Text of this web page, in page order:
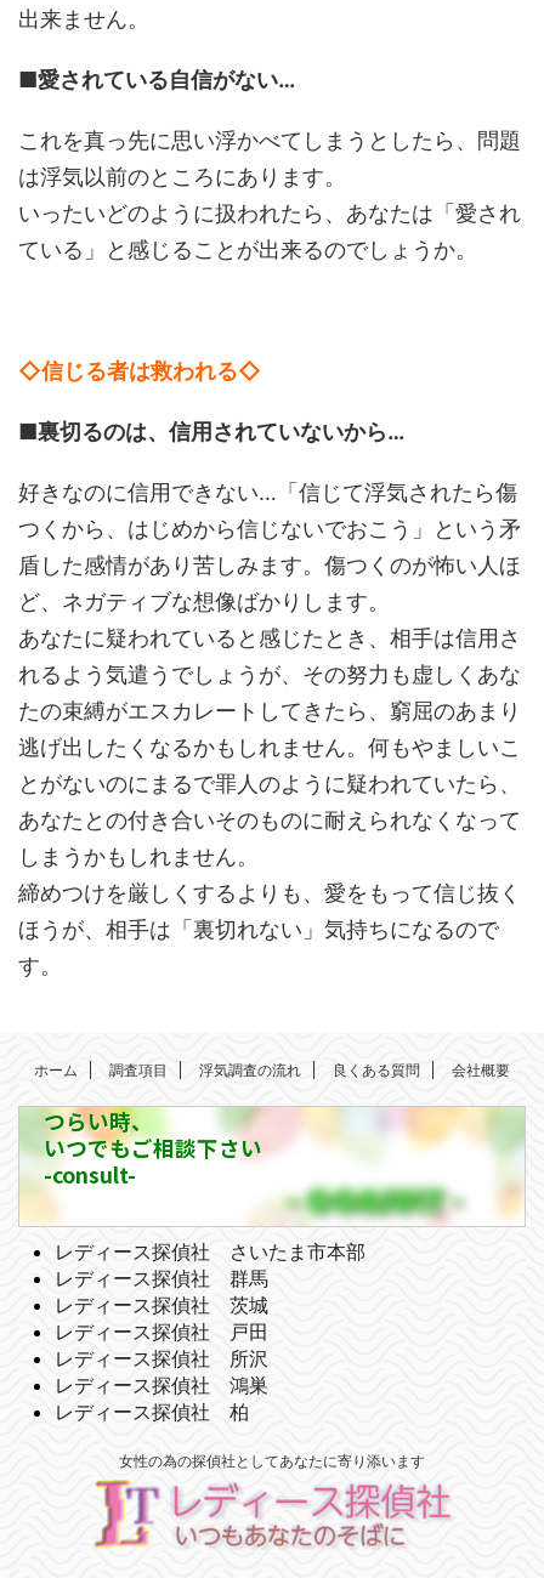
出来ません。
■愛されている自信がない…
これを真っ先に思い浮かべてしまうとしたら、問題
は浮気以前のところにあります。
いったいどのように扱われたら、あなたは「愛され
ている」と感じることが出来るのでしょうか。
◇信じる者は救われる◇
■裏切るのは、信用されていないから…
好きなのに信用できない…「信じて浮気されたら傷
つくから、はじめから信じないでおこう」という矛
盾した感情があり苦しみます。傷つくのが怖い人ほ
ど、ネガティブな想像ばかりします。
あなたに疑われていると感じたとき、相手は信用さ
れるよう気遣うでしょうが、その努力も虚しくあな
たの束縛がエスカレートしてきたら、窮屈のあまり
逃げ出したくなるかもしれません。何もやましいこ
とがないのにまるで罪人のように疑われていたら、
あなたとの付き合いそのものに耐えられなくなって
しまうかもしれません。
締めつけを厳しくするよりも、愛をもって信じ抜く
ほうが、相手は「裏切れない」気持ちになるので
す。
ホーム 調査項目 浮気調査の流れ 良くある質問 会社概要
つらい時、
いつでもご相談下さい
-consult-
レディース探偵社 さいたま市本部
レディース探偵社 群馬
レディース探偵社 茨城
レディース探偵社 戸田
レディース探偵社 所沢
レディース探偵社 鴻巣
レディース探偵社 柏
女性の為の探偵社としてあなたに寄り添います